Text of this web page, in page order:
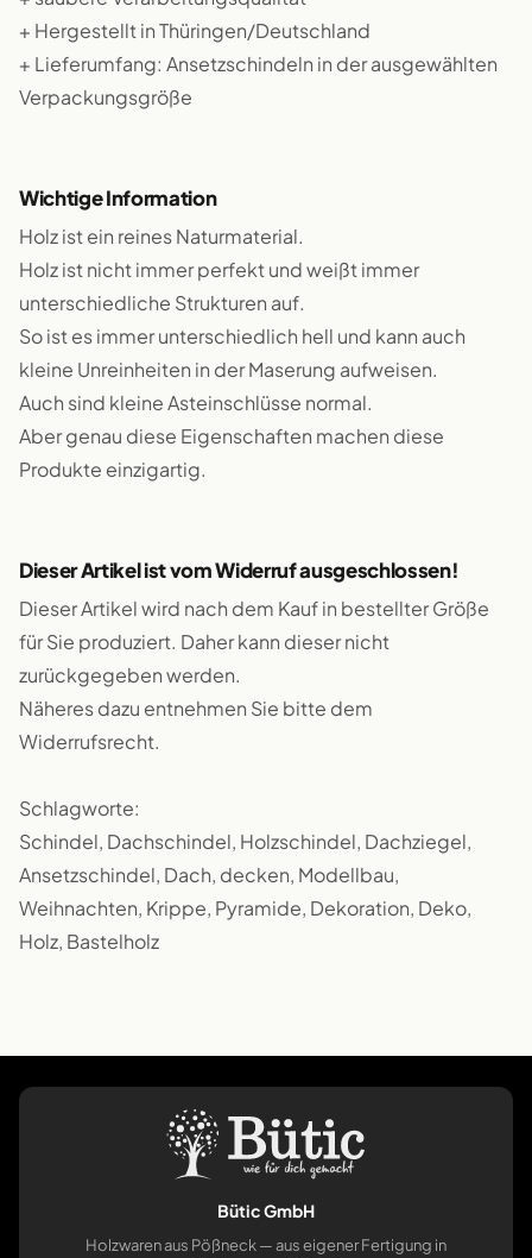
+ Hergestellt in Thüringen/Deutschland
+ Lieferumfang: Ansetzschindeln in der ausgewählten
Verpackungsgröße
Wichtige Information
Holz ist ein reines Naturmaterial.
Holz ist nicht immer perfekt und weißt immer
unterschiedliche Strukturen auf.
So ist es immer unterschiedlich hell und kann auch
kleine Unreinheiten in der Maserung aufweisen.
Auch sind kleine Asteinschlüsse normal.
Aber genau diese Eigenschaften machen diese
Produkte einzigartig.
Dieser Artikel ist vom Widerruf ausgeschlossen!
Dieser Artikel wird nach dem Kauf in bestellter Größe
für Sie produziert. Daher kann dieser nicht
zurückgegeben werden.
Näheres dazu entnehmen Sie bitte dem
Widerrufsrecht.
Schlagworte:
Schindel, Dachschindel, Holzschindel, Dachziegel,
Ansetzschindel, Dach, decken, Modellbau,
Weihnachten, Krippe, Pyramide, Dekoration, Deko,
Holz, Bastelholz
Bütic GmbH
Holzwaren aus Pößneck — aus eigener Fertigung in